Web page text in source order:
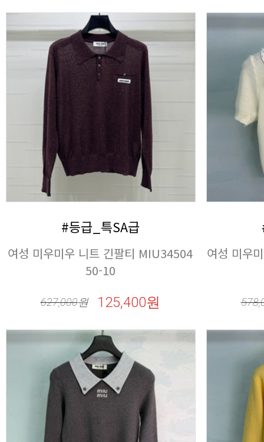
#등급_특SA급
50-10
627,000원 125,400원